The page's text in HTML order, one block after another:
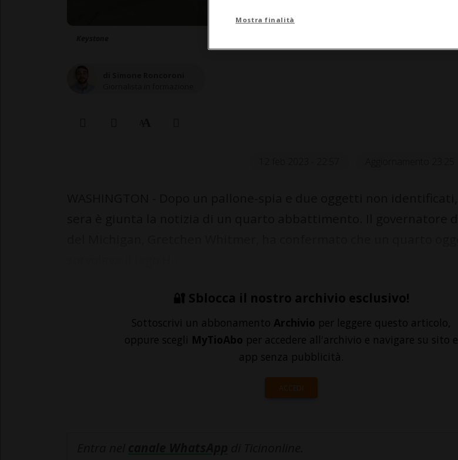
🔐 Sblocca il nostro archivio esclusivo!
Sottoscrivi un abbonamento Archivio per leggere questo articolo,
oppure scegli MyTioAbo per accedere all'archivio e navigare su sito e
app senza pubblicità.
ACCEDI
Mostra finalità